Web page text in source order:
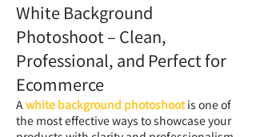
White Background
Photoshoot – Clean,
Professional, and Perfect for
Ecommerce
A white background photoshoot is one of
the most effective ways to showcase your